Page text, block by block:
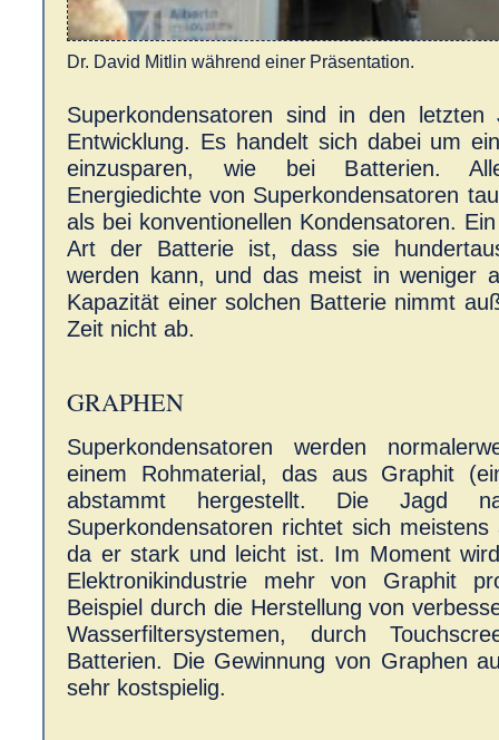
Dr. David Mitlin während einer Präsentation.
Superkondensatoren sind in den
Entwicklung. Es handelt sich dabei um
einzusparen, wie bei Batterien.
Energiedichte von Superkondensatoren
als bei konventionellen Kondensatoren.
Art der Batterie ist, dass sie
werden kann, und das meist in weniger
Kapazität einer solchen Batterie nimmt
Zeit nicht ab.
GRAPHEN
Superkondensatoren werden
einem Rohmaterial, das aus Graphit
abstammt hergestellt. Die Jagd
Superkondensatoren richtet sich
da er stark und leicht ist. Im Moment
Elektronikindustrie mehr von Graphit
Beispiel durch die Herstellung von
Wasserfiltersystemen, durch
Batterien. Die Gewinnung von Graphen
sehr kostspielig.